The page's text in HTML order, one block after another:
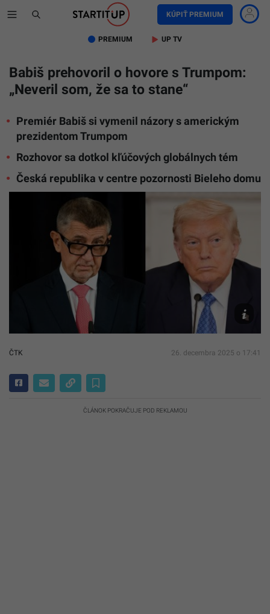
KÚPIŤ PREMIUM
PREMIUM UP TV
Babiš prehovoril o hovore s Trumpom:
„Neveril som, že sa to stane“
Premiér Babiš si vymenil názory s americkým
prezidentom Trumpom
Rozhovor sa dotkol kľúčových globálnych tém
Česká republika v centre pozornosti Bieleho domu
TASR/AP
ČTK 26. decembra 2025 o 17:41
ČLÁNOK POKRAČUJE POD REKLAMOU